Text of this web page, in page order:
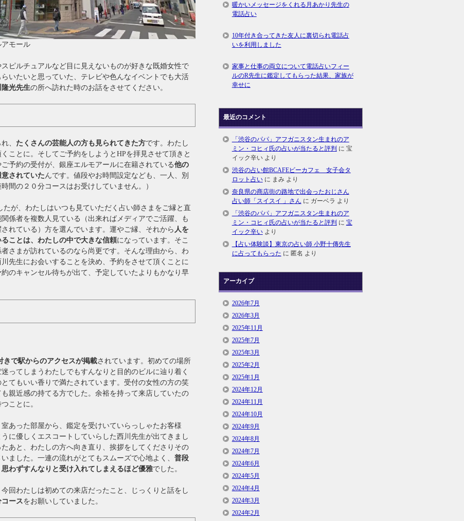
モール
ピルチュアルなど目に見えないものが好きな既婚女性で
いたいと思っていた、テレビや色んなイベントでも大活
光先生の所へ訪れた時のお話をさせてください。
、 たくさんの芸能人の方も見られてきた方です。わたし
ことに。そしてご予約をしようとHPを拝見させて頂きと
予約の受付が、銀座エルモアールに在籍されている他の
されていたんです。値段やお時間設定なども、一人、別
間の２０分コースはお受けしていません。）
が、わたしはいつも見ていただく占い師さまをご縁と直
係者を複数人見ている（出来ればメディアでご活躍、も
れている）方を選んでいます。運やご縁、それから 人を
ことは、わたしの中で大きな信頼になっています。そこ
さまが訪れているのなら尚更です。そんな理由から、わ
先生にお会いすることを決め、予約をさせて頂くことに
のキャンセル待ちが出て、予定していたよりもかなり早
きで駅からのアクセスが掲載されています。初めての場所
ってしまうわたしでもすんなりと目的のビルに辿り着く
てもいい香りで満たされています。受付の女性の方の笑
親近感の持てる方でした。余裕を持って来店していたの
ことに。
あった部屋から、鑑定を受けいていらっしゃたお客様
に優しくエスコートしていらした西川先生が出てきまし
あと、わたしの方へ向き直り、挨拶をしてくださりその
ました。一連の流れがとてもスムーズで心地よく、 普段
わずすんなりと受け入れてしまえるほど優雅でした。
回わたしは初めての来店だったこと、じっくりと話をし
ースをお願いしていました。
暖かいメッセージをくれる月あかり先生の
電話占い
10年付き合ってきた友人に裏切られ電話占
いを利用しました
家事と仕事の両立について電話占いフィー
ルのR先生に鑑定してもらった結果、家族が
幸せに
最近のコメント
「渋谷のパパ」アフガニスタン生まれのア
ミン・コヒィ氏の占いが当たると評判 に 宝
イック辛いより
渋谷の占い館BCAFEビーカフェ 女子会タ
ロット占いに まみより
奈良県の商店街の路地で出会ったおじさん
占い師「スイスイ 」さん に ガーベラ より
「渋谷のパパ」アフガニスタン生まれのア
ミン・コヒィ氏の占いが当たると評判 に 宝
イック辛いより
【占い体験談】東京の占い師 小野十傳先生
に占ってもらった に 匿名 より
アーカイブ
2026年7月
2026年3月
2025年11月
2025年7月
2025年3月
2025年2月
2025年1月
2024年12月
2024年11月
2024年10月
2024年9月
2024年8月
2024年7月
2024年6月
2024年5月
2024年4月
2024年3月
2024年2月